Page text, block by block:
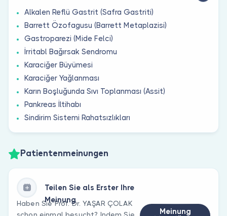
Alkalen Reflü Gastrit (Safra Gastriti)
Barrett Özofagusu (Barrett Metaplazisi)
Gastroparezi (Mide Felci)
İrritabl Bağırsak Sendromu
Karaciğer Büyümesi
Karaciğer Yağlanması
Karın Boşluğunda Sıvı Toplanması (Assit)
Pankreas İltihabı
Sindirim Sistemi Rahatsızlıkları
Patientenmeinungen
Teilen Sie als Erster Ihre
Meinung
Haben Sie Prof. Dr. YAŞAR ÇOLAK
schon einmal besucht? Indem Sie
Meinung